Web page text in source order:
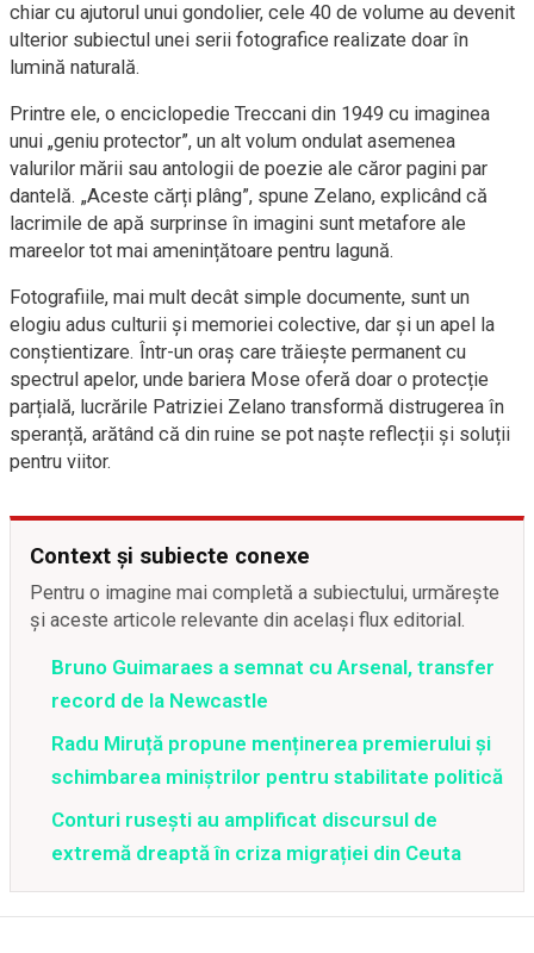
chiar cu ajutorul unui gondolier, cele 40 de volume au devenit
ulterior subiectul unei serii fotografice realizate doar în
lumină naturală.
Printre ele, o enciclopedie Treccani din 1949 cu imaginea
unui „geniu protector”, un alt volum ondulat asemenea
valurilor mării sau antologii de poezie ale căror pagini par
dantelă. „Aceste cărți plâng”, spune Zelano, explicând că
lacrimile de apă surprinse în imagini sunt metafore ale
mareelor tot mai amenințătoare pentru lagună.
Fotografiile, mai mult decât simple documente, sunt un
elogiu adus culturii și memoriei colective, dar și un apel la
conștientizare. Într-un oraș care trăiește permanent cu
spectrul apelor, unde bariera Mose oferă doar o protecție
parțială, lucrările Patriziei Zelano transformă distrugerea în
speranță, arătând că din ruine se pot naște reflecții și soluții
pentru viitor.
Context și subiecte conexe
Pentru o imagine mai completă a subiectului, urmărește
și aceste articole relevante din același flux editorial.
Bruno Guimaraes a semnat cu Arsenal, transfer
record de la Newcastle
Radu Miruță propune menținerea premierului și
schimbarea miniștrilor pentru stabilitate politică
Conturi rusești au amplificat discursul de
extremă dreaptă în criza migrației din Ceuta